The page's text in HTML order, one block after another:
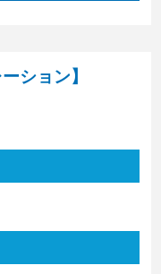
ション】